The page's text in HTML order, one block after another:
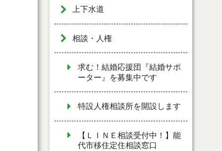
上下水道
相談・人権
求む！結婚応援団『結婚サポ
ーター』を募集中です
特設人権相談所を開設します
【ＬＩＮＥ相談受付中！】能
代市移住定住相談窓口